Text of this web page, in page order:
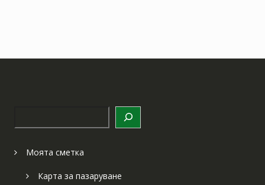
Моята сметка
Карта за пазаруване